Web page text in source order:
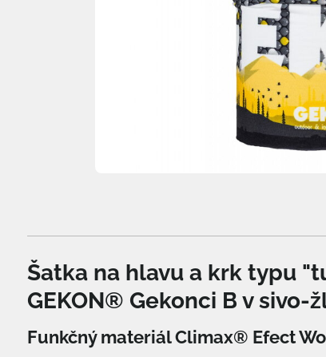
Šatka na hlavu a krk typu
GEKON® Gekonci B v sivo-
Funkčný materiál Climax® Efect